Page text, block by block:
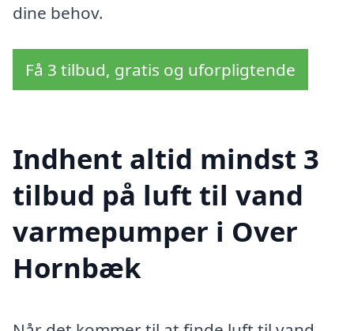
dine behov.
Få 3 tilbud, gratis og uforpligtende
Indhent altid mindst 3
tilbud på luft til vand
varmepumper i Over
Hornbæk